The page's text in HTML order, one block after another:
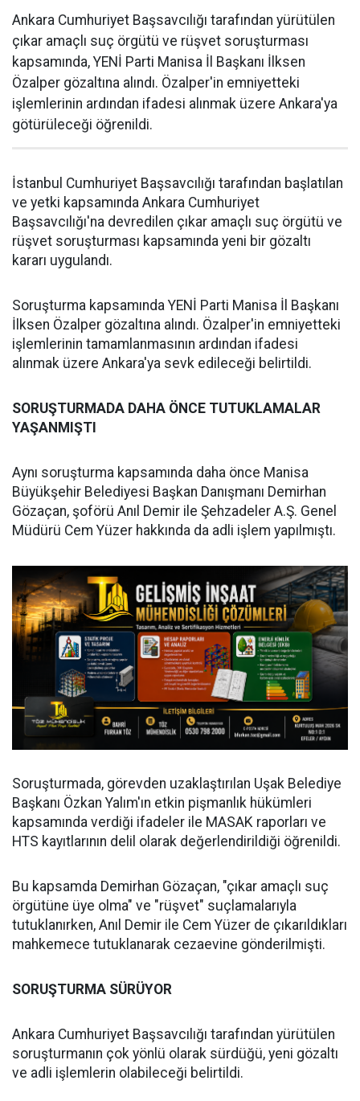
Ankara Cumhuriyet Başsavcılığı tarafından yürütülen
çıkar amaçlı suç örgütü ve rüşvet soruşturması
kapsamında, YENİ Parti Manisa İl Başkanı İlksen
Özalper gözaltına alındı. Özalper'in emniyetteki
işlemlerinin ardından ifadesi alınmak üzere Ankara'ya
götürüleceği öğrenildi.
İstanbul Cumhuriyet Başsavcılığı tarafından başlatılan
ve yetki kapsamında Ankara Cumhuriyet
Başsavcılığı'na devredilen çıkar amaçlı suç örgütü ve
rüşvet soruşturması kapsamında yeni bir gözaltı
kararı uygulandı.
Soruşturma kapsamında YENİ Parti Manisa İl Başkanı
İlksen Özalper gözaltına alındı. Özalper'in emniyetteki
işlemlerinin tamamlanmasının ardından ifadesi
alınmak üzere Ankara'ya sevk edileceği belirtildi.
SORUŞTURMADA DAHA ÖNCE TUTUKLAMALAR
YAŞANMIŞTI
Aynı soruşturma kapsamında daha önce Manisa
Büyükşehir Belediyesi Başkan Danışmanı Demirhan
Gözaçan, şoförü Anıl Demir ile Şehzadeler A.Ş. Genel
Müdürü Cem Yüzer hakkında da adli işlem yapılmıştı.
Soruşturmada, görevden uzaklaştırılan Uşak Belediye
Başkanı Özkan Yalım'ın etkin pişmanlık hükümleri
kapsamında verdiği ifadeler ile MASAK raporları ve
HTS kayıtlarının delil olarak değerlendirildiği öğrenildi.
Bu kapsamda Demirhan Gözaçan, "çıkar amaçlı suç
örgütüne üye olma" ve "rüşvet" suçlamalarıyla
tutuklanırken, Anıl Demir ile Cem Yüzer de çıkarıldıkları
mahkemece tutuklanarak cezaevine gönderilmişti.
SORUŞTURMA SÜRÜYOR
Ankara Cumhuriyet Başsavcılığı tarafından yürütülen
soruşturmanın çok yönlü olarak sürdüğü, yeni gözaltı
ve adli işlemlerin olabileceği belirtildi.